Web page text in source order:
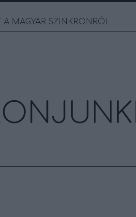
A MAGYAR SZINKRONRÓL